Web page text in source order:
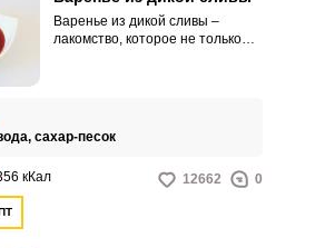
Варенье из дикой сливы –
лакомство, которое не только
действие на органы желудочно-
сахар-песок
кКал 12662 0